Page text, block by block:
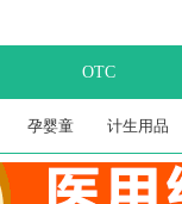
OTC
孕婴童 计生用品